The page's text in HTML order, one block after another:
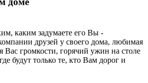
каким задумаете его Вы -
друзей у своего дома, любимая
Вас громкости, горячий ужин на столе
будут только те, кто Вам дорог и